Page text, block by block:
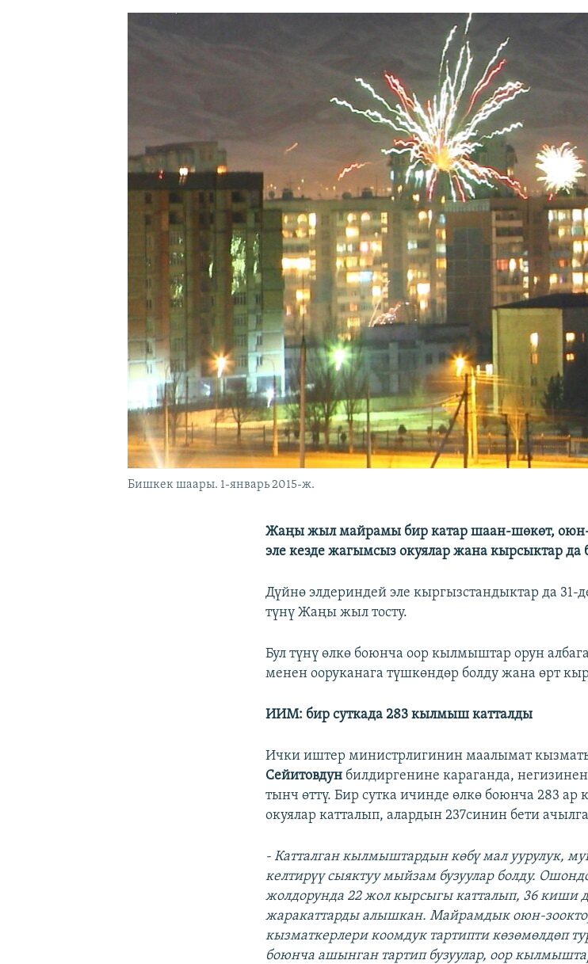
Бишкек шаары. 1-январь 2015-ж.
Жаңы жыл майрамы бир катар шаан-шөкөт,
эле кезде жагымсыз окуялар жана кырсыктар да
Дүйнө элдериндей эле кыргызстандыктар да 31-
түнү Жаңы жыл тосту.
Бул түнү өлкө боюнча оор кылмыштар орун
менен ооруканага түшкөндөр болду жана өрт
ИИМ: бир суткада 283 кылмыш катталды
Ички иштер министрлигинин маалымат
Сейитовдун билдиргенине караганда,
тынч өттү. Бир сутка ичинде өлкө боюнча 283
окуялар катталып, алардын 237синин бети
- Катталган кылмыштардын көбү мал уурулук,
келтирүү сыяктуу мыйзам бузуулар болду.
жолдорунда 22 жол кырсыгы катталып, 36 киши
жаракаттарды алышкан. Майрамдык оюн-
кызматкерлери коомдук тартипти көзөмөлдөп
боюнча ашынган тартип бузуулар, оор